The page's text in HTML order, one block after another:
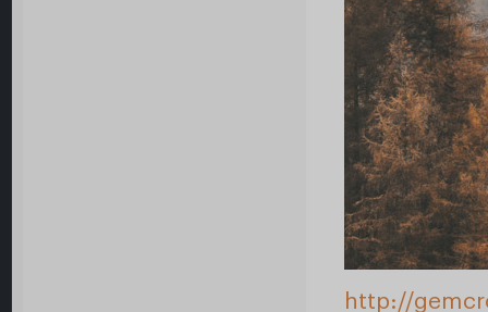
http://